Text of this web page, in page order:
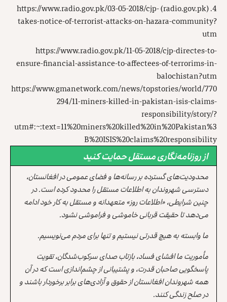
(radio.gov.pk)
https://www.radio.gov.pk/03-05-2018/cjp-
takes-notice-of-terrorist-attacks-on-hazara-community?
utm
https://www.radio.gov.pk/11-05-2018/cjp-directes-to-
ensure-financial-assistance-to-affectees-of-terrorims-in-
balochistan?utm
https://www.gmanetwork.com/news/topstories/world/770
294/11-miners-killed-in-pakistan-isis-claims-
responsibility/story/?
utm#:~:text=11%20miners%20killed%20in%20Pakistan%3
B%20ISIS%20claims%20responsibility
از روزنامه‌نگاری مستقل حمایت کنید
محدودیت‌های گسترده بر رسانه‌ها و فضای عمومی در افغانستان،
دسترسی شهروندان به اطلاعات مستقل را محدود کرده است. در
چنین شرایطی، «اطلاعات روز» متعهدانه و مستقل به کار خود ادامه
می‌دهد تا حقیقت قربانی خاموشی و فراموشی نشود.
ما وابسته به هیچ قدرتی نیستیم و تنها برای مردم می‌نویسیم.
مأموریت ما افشای فساد، بازتاب صدای سرکوب‌شدگان، تقویت
پاسخگویی صاحبان قدرت، و پشتیبانی از چشم‌اندازی است که در آن
همه شهروندان افغانستان از حقوق و آزادی‌های برابر برخوردار باشند و
در صلح زندگی کنند.